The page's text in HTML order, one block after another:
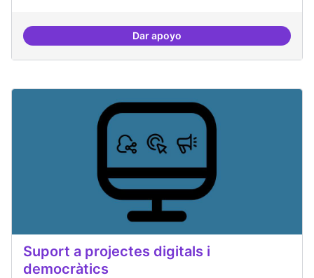
Dar apoyoTreball en xarxa amb projectes
Suport a projectes digitals i
democràtics